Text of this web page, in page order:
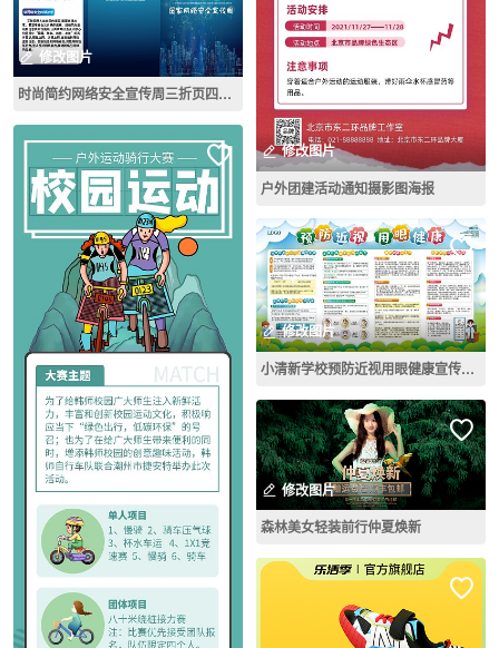
修改图片
时尚简约网络安全宣传周三折页四折页
修改图片
户外团建活动通知摄影图海报
修改图片
小清新学校预防近视用眼健康宣传展板
修改图片
森林美女轻装前行仲夏焕新